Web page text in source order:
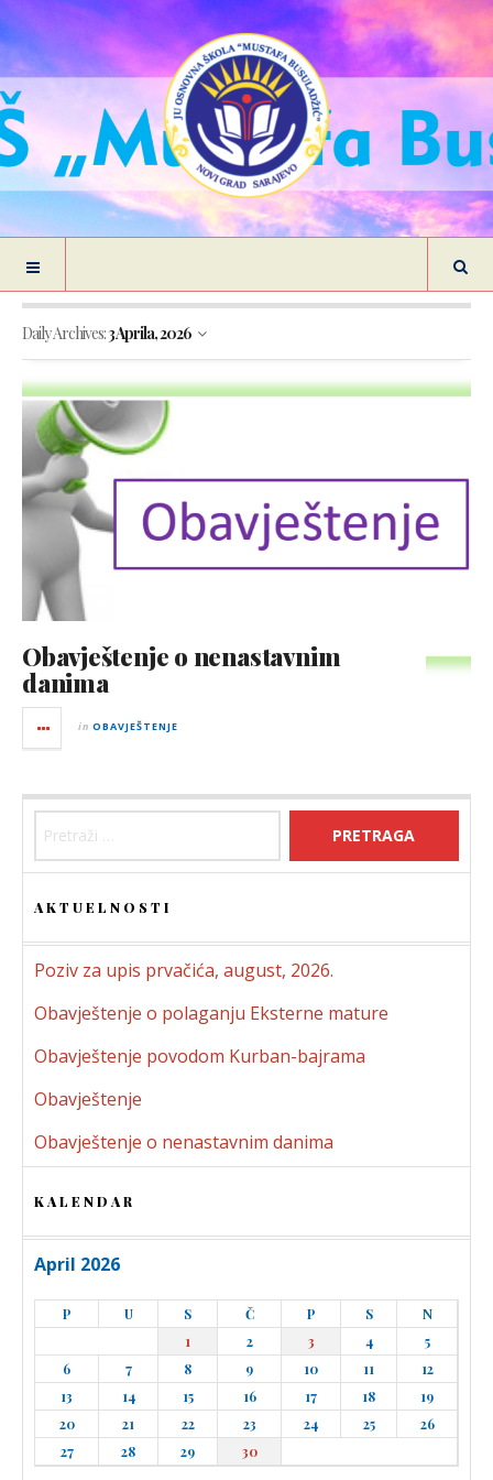
Daily Archives:3 Aprila, 2026
Obavještenje o nenastavnim
danima
in OBAVJEŠTENJE
AKTUELNOSTI
Poziv za upis prvačića, august, 2026.
Obavještenje o polaganju Eksterne mature
Obavještenje povodom Kurban-bajrama
Obavještenje
Obavještenje o nenastavnim danima
KALENDAR
April 2026
P U S Č P S
N
1
2 3 4
5
6
7 8 9 10 11
12
13
14 15 16 17 18
19
20
21 22 23 24 25
26
27
28 29 30